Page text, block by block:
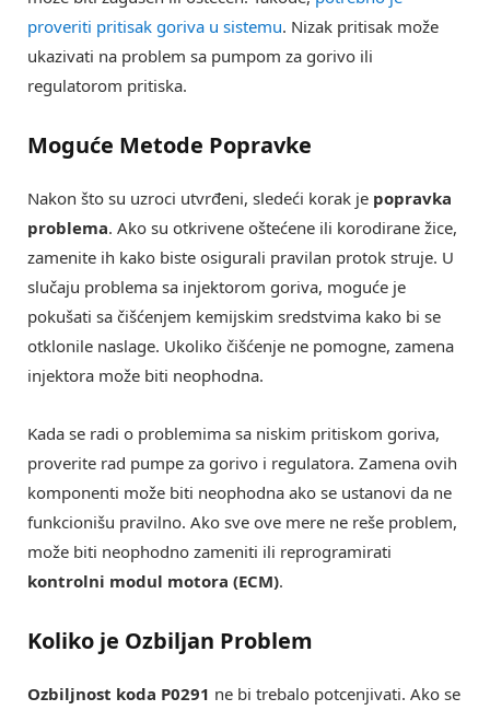
proveriti pritisak goriva u sistemu. Nizak pritisak može
ukazivati na problem sa pumpom za gorivo ili
regulatorom pritiska.
Moguće Metode Popravke
Nakon što su uzroci utvrđeni, sledeći korak je popravka
problema. Ako su otkrivene oštećene ili korodirane žice,
zamenite ih kako biste osigurali pravilan protok struje. U
slučaju problema sa injektorom goriva, moguće je
pokušati sa čišćenjem kemijskim sredstvima kako bi se
otklonile naslage. Ukoliko čišćenje ne pomogne, zamena
injektora može biti neophodna.
Kada se radi o problemima sa niskim pritiskom goriva,
proverite rad pumpe za gorivo i regulatora. Zamena ovih
komponenti može biti neophodna ako se ustanovi da ne
funkcionišu pravilno. Ako sve ove mere ne reše problem,
može biti neophodno zameniti ili reprogramirati
kontrolni modul motora (ECM).
Koliko je Ozbiljan Problem
Ozbiljnost koda P0291 ne bi trebalo potcenjivati. Ako se